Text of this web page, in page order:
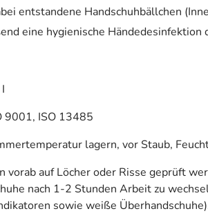
entstandene Handschuhbällchen
eine hygienische Händedesinfektion
9001, ISO 13485
lagern, vor Staub,
vorab auf Löcher oder Risse geprüft
nach 1-2 Stunden Arbeit zu
sowie weiße